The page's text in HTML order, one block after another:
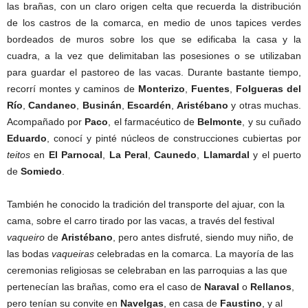
las brañas, con un claro origen celta que recuerda la distribución
de los castros de la comarca, en medio de unos tapices verdes
bordeados de muros sobre los que se edificaba la casa y la
cuadra, a la vez que delimitaban las posesiones o se utilizaban
para guardar el pastoreo de las vacas. Durante bastante tiempo,
recorrí montes y caminos de Monterizo Fuentes, Folgueras del
Río ,Candaneo Businán Escardén ,Aristébano y otras muchas.
Acompañado por Paco , el farmacéutico de Belmonte , y su cuñado
Eduardo , conocí y pinté núcleos de construcciones cubiertas por
teitosen El Parnocal La Peral ,Caunedo Llamardal y el puerto
de Somiedo
También he conocido la tradición del transporte del ajuar, con la
cama, sobre el carro tirado por las vacas, a través del festival
vaqueiro de Aristébano , pero antes disfruté, siendo muy niño, de
las bodas vaqueiras celebradas en la comarca. La mayoría de las
ceremonias religiosas se celebraban en las parroquias a las que
pertenecían las brañas, como era el caso de Naraval o Rellanos
pero tenían su convite en Navelgas , en casa de Faustino , y al